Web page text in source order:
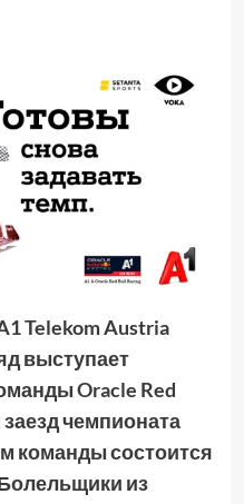
Telekom Austria
выступает
Oracle Red
чемпионата
команды состоится
из